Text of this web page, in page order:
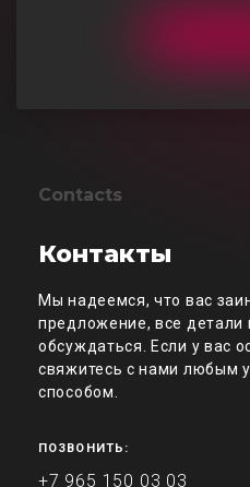
Contacts
Контакты
Мы надеемся, что вас
предложение, все детали
обсуждаться. Если у вас
свяжитесь с нами любым
способом.
ПОЗВОНИТЬ:
+7 965 150 03 03